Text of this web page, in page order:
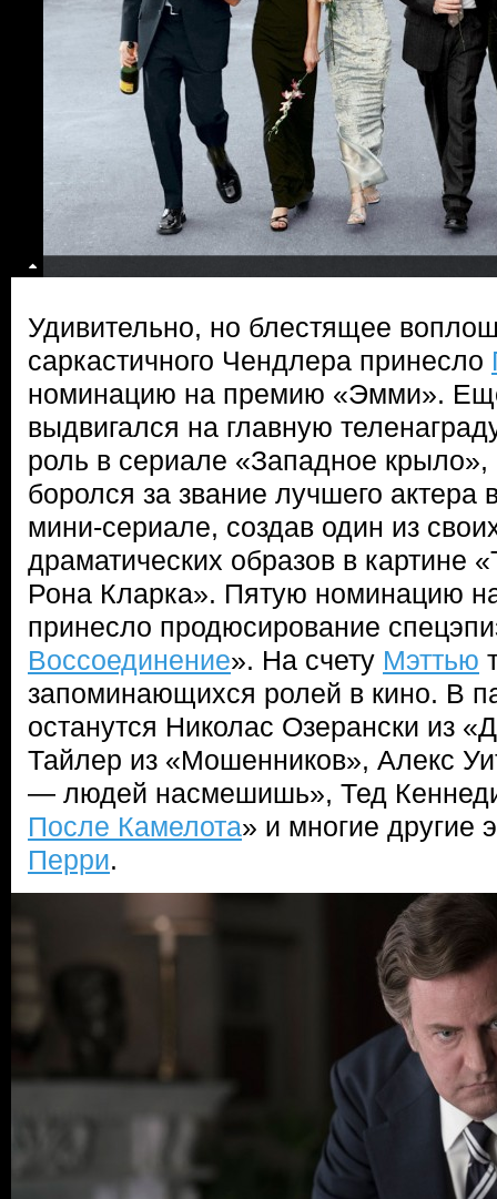
Удивительно, но блестящее
саркастичного Чендлера принесло
номинацию на премию «Эмми».
выдвигался на главную
роль в сериале «Западное крыло»,
боролся за звание лучшего
мини-сериале, создав один из
драматических образов в картине
Рона Кларка». Пятую номинацию
принесло продюсирование
Воссоединение». На счету Мэттью
запоминающихся ролей в кино. В
останутся Николас Озерански из
Тайлер из «Мошенников», Алекс
— людей насмешишь», Тед
После Камелота» и многие другие
Перри.